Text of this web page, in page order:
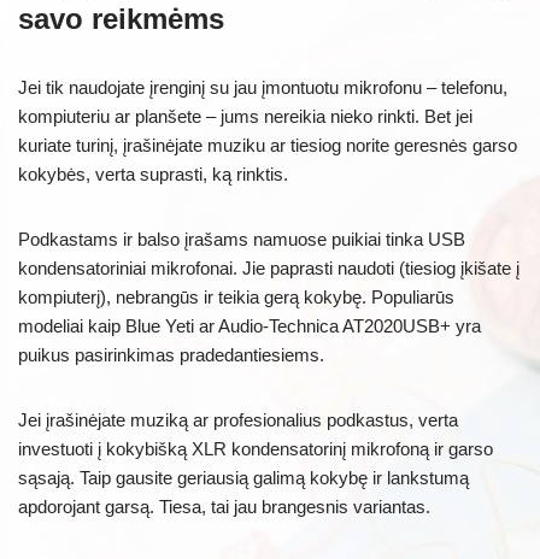
savo reikmėms
Jei tik naudojate įrenginį su jau įmontuotu mikrofonu – telefonu,
kompiuteriu ar planšete – jums nereikia nieko rinkti. Bet jei
kuriate turinį, įrašinėjate muziku ar tiesiog norite geresnės garso
kokybės, verta suprasti, ką rinktis.
Podkastams ir balso įrašams namuose puikiai tinka USB
kondensatoriniai mikrofonai. Jie paprasti naudoti (tiesiog įkišate į
kompiuterį), nebrangūs ir teikia gerą kokybę. Populiarūs
modeliai kaip Blue Yeti ar Audio-Technica AT2020USB+ yra
puikus pasirinkimas pradedantiesiems.
Jei įrašinėjate muziką ar profesionalius podkastus, verta
investuoti į kokybišką XLR kondensatorinį mikrofoną ir garso
sąsają. Taip gausite geriausią galimą kokybę ir lankstumą
apdorojant garsą. Tiesa, tai jau brangesnis variantas.